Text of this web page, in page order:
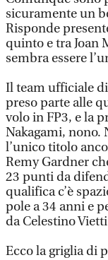
sicuramente un
Risponde
quinto e tra Joan
sembra essere
Il team ufficiale
preso parte alle
volo in FP3, e la
Nakagami, nono.
l’unico titolo
Remy Gardner
23 punti da
qualifica c’è
pole a 34 anni e
da Celestino
Ecco la griglia di